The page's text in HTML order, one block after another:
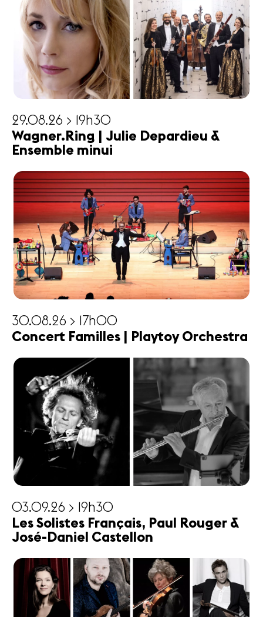
29.08.26 > 19h30
Wagner.Ring | Julie Depardieu &
Ensemble minui
30.08.26 > 17h00
Concert Familles | Playtoy Orchestra
03.09.26 > 19h30
Les Solistes Français, Paul Rouger &
José-Daniel Castellon